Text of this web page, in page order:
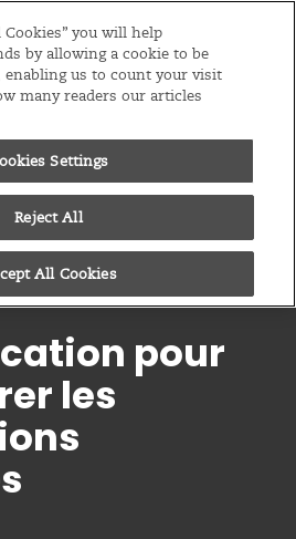
Menu
pour
les
you will help
by allowing a cookie to be
enabling us to count your visit
many readers our articles
Settings
Reject All
All Cookies